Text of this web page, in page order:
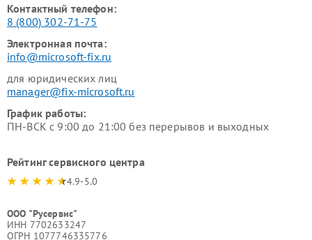
Контактный телефон:
8 (800) 302-71-75
Электронная почта:
info@microsoft-fix.ru
для юридических лиц
manager@fix-microsoft.ru
График работы:
ПН-ВСК с 9:00 до 21:00 без перерывов и выходных
Рейтинг сервисного центра
4.9-5.0
ООО "Русервис"
ИНН 7702633247
ОГРН 1077746335776